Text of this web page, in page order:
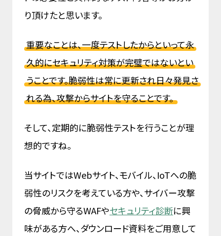
り頂けたと思います。
重要なことは、一度テストしたからといって永
久的にセキュリティ対策が完璧ではないとい
うことです。脆弱性は常に更新され日々発見さ
れる為、攻撃からサイトを守ることです。
そして、定期的に脆弱性テストを行うことが理
想的ですね。
当サイトではWebサイト、モバイル、IoTへの脆
弱性のリスクを考えている方や、サイバー攻撃
の脅威から守るWAFやセキュリティ診断に興
味がある方へ、ダウンロード資料をご用意して